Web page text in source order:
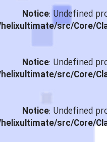
Notice: Undefined
src/Core/
Notice: Undefined
src/Core/
Notice: Undefined
src/Core/